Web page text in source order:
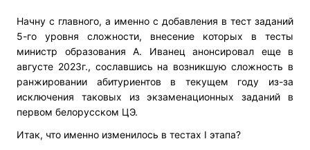
Начну с главного, а именно с добавления в тест заданий
5-го уровня сложности, внесение которых в тесты
министр образования А. Иванец анонсировал еще в
августе 2023г., сославшись на возникшую сложность в
ранжировании абитуриентов в текущем году из-за
исключения таковых из экзаменационных заданий в
первом белорусском ЦЭ.
Итак, что именно изменилось в тестах I этапа?